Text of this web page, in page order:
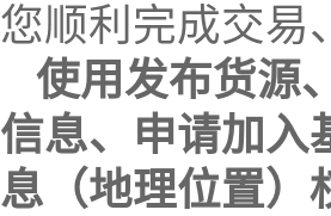
您顺利完成交易
使用发布货源
信息、申请加入
息（地理位置）